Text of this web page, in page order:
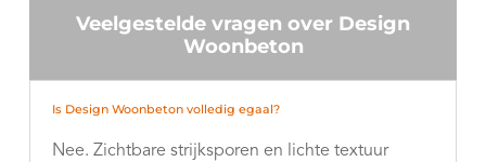
Veelgestelde vragen over Design
Woonbeton
Is Design Woonbeton volledig egaal?
Nee. Zichtbare strijksporen en lichte textuur